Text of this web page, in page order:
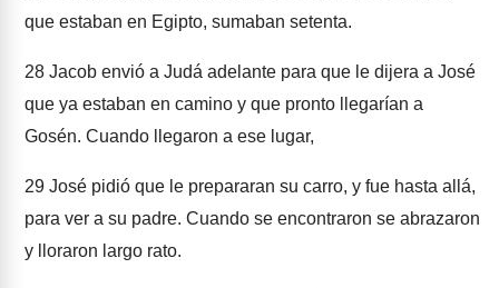
que estaban en Egipto, sumaban setenta.
28 Jacob envió a Judá adelante para que le dijera a José
que ya estaban en camino y que pronto llegarían a
Gosén. Cuando llegaron a ese lugar,
29 José pidió que le prepararan su carro, y fue hasta allá,
para ver a su padre. Cuando se encontraron se abrazaron
y lloraron largo rato.